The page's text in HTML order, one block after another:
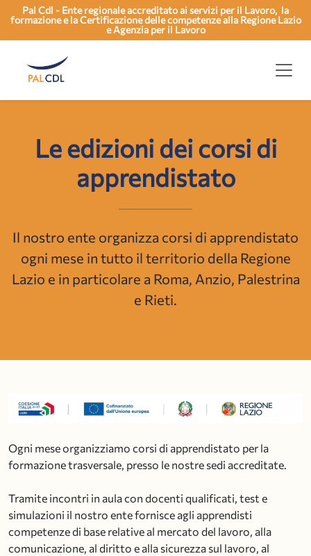
Pal Cdl - Ente regionale accreditato ai servizi per il Lavoro, la
formazione e la Certificazione delle competenze alla Regione Lazio
e Agenzia per il Lavoro
Le edizioni dei corsi di
apprendistato
Il nostro ente organizza corsi di apprendistato
ogni mese in tutto il territorio della Regione
Lazio e in particolare a Roma, Anzio, Palestrina
e Rieti.
Ogni mese organizziamo corsi di apprendistato per la
formazione trasversale, presso le nostre sedi accreditate.
Tramite incontri in aula con docenti qualificati, test e
simulazioni il nostro ente fornisce agli apprendisti
competenze di base relative al mercato del lavoro, alla
comunicazione, al diritto e alla sicurezza sul lavoro, al